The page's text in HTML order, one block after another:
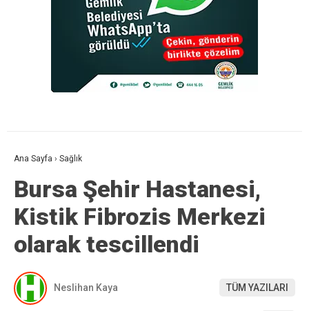
Ana Sayfa › Sağlık
Bursa Şehir Hastanesi,
Kistik Fibrozis Merkezi
olarak tescillendi
Neslihan Kaya TÜM YAZILARI